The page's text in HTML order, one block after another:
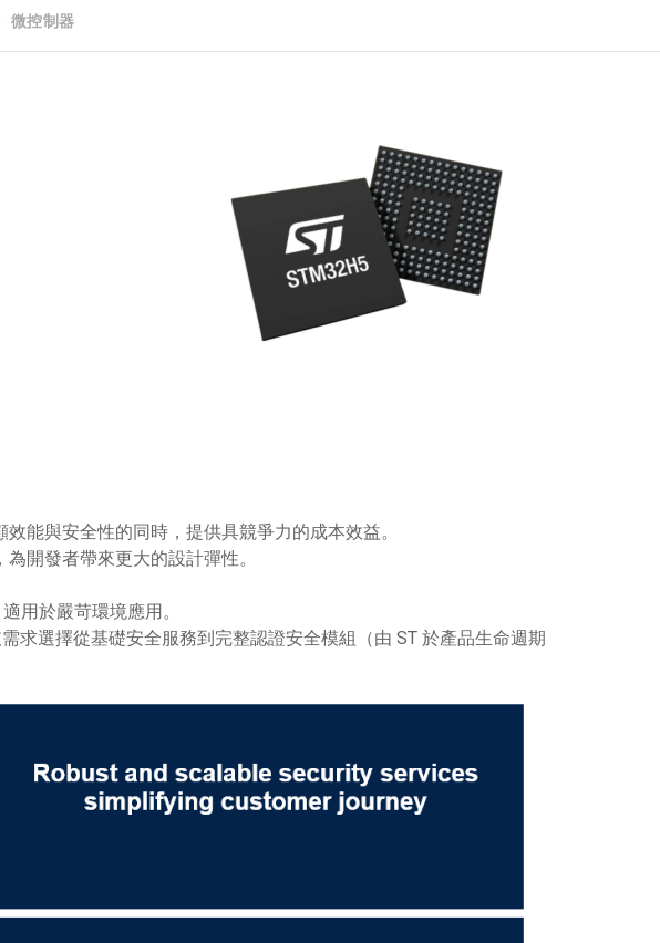
微控制器
能與安全性的同時，提供具競爭力的成本效益。
開發者帶來更大的設計彈性。
用於嚴苛環境應用。
求選擇從基礎安全服務到完整認證安全模組（由 ST 於產品生命週期